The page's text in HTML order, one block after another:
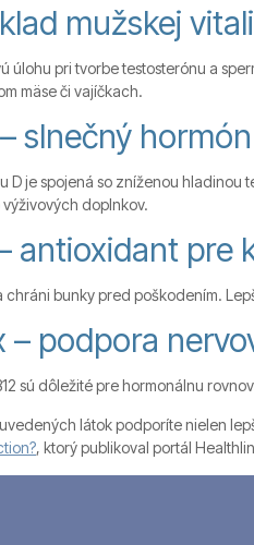
mužskej
úlohu pri tvorbe testosterónu a
mäse či vajíčkach.
slnečný hormón
D je spojená so zníženou hladinou
doplnkov.
antioxidant pre
chráni bunky pred poškodením.
– podpora
sú dôležité pre hormonálnu
látok podporíte nielen
, ktorý publikoval portál